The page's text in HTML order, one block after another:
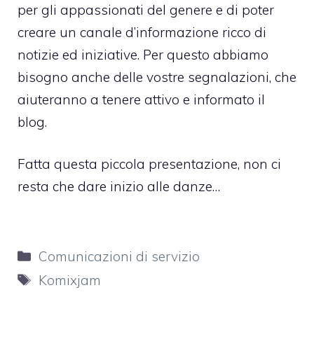
per gli appassionati del genere e di poter
creare un canale d’informazione ricco di
notizie ed iniziative. Per questo abbiamo
bisogno anche delle vostre segnalazioni, che
aiuteranno a tenere attivo e informato il
blog.
Fatta questa piccola presentazione, non ci
resta che dare inizio alle danze…
Categorie
Comunicazioni di servizio
Tag
Komixjam